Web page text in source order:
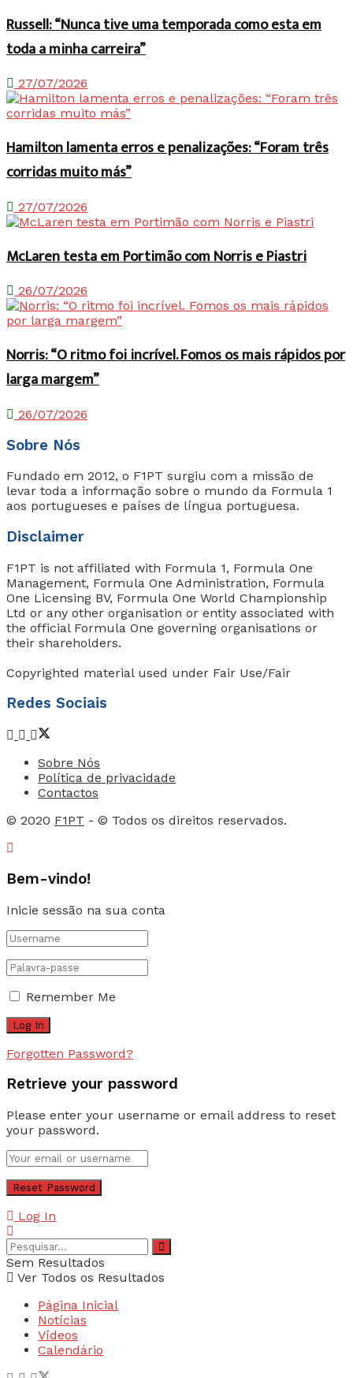
Russell: “Nunca tive uma temporada como esta em
toda a minha carreira”
27/07/2026
Hamilton lamenta erros e penalizações: “Foram três
corridas muito más”
27/07/2026
McLaren testa em Portimão com Norris e Piastri
26/07/2026
Norris: “O ritmo foi incrível. Fomos os mais rápidos por
larga margem”
26/07/2026
Sobre Nós
Fundado em 2012, o F1PT surgiu com a missão de
levar toda a informação sobre o mundo da Formula 1
aos portugueses e países de língua portuguesa.
Disclaimer
F1PT is not affiliated with Formula 1, Formula One
Management, Formula One Administration, Formula
One Licensing BV, Formula One World Championship
Ltd or any other organisation or entity associated with
the official Formula One governing organisations or
their shareholders.
Copyrighted material used under Fair Use/Fair
Redes Sociais
Sobre Nós
Política de privacidade
Contactos
© 2020 F1PT - © Todos os direitos reservados.
Bem-vindo!
Inicie sessão na sua conta
Remember Me
Forgotten Password?
Retrieve your password
Please enter your username or email address to reset
your password.
Log In
Sem Resultados
Ver Todos os Resultados
Página Inicial
Notícias
Vídeos
Calendário